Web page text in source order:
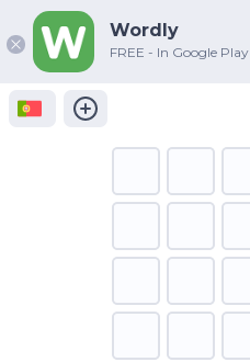
Wordly
FREE - In Google Play